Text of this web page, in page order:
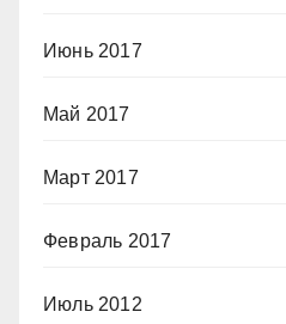
Июнь 2017
Май 2017
Март 2017
Февраль 2017
Июль 2012